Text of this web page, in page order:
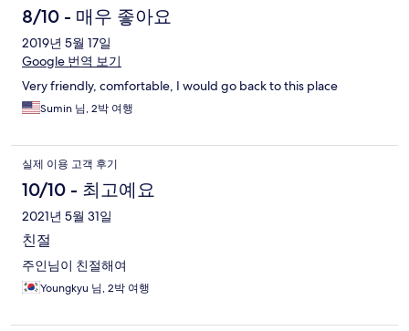
용
후
기
8/10 - 매우 좋아요
2019년 5월 17일
Google 번역 보기
Very friendly, comfortable, I would go back to this place
Sumin 님, 2박 여행
실제 이용 고객 후기
10/10 - 최고예요
2021년 5월 31일
친절
주인님이 친절해여
Youngkyu 님, 2박 여행